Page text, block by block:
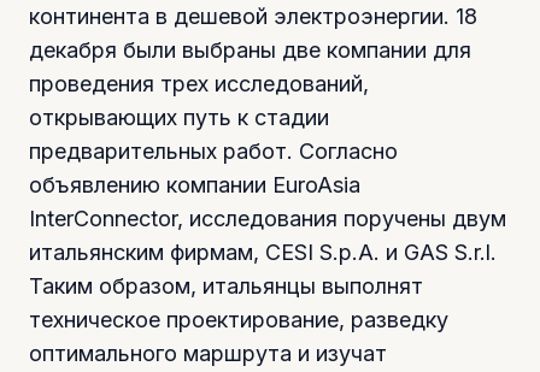
континента в дешевой электроэнергии. 18
декабря были выбраны две компании для
проведения трех исследований,
открывающих путь к стадии
предварительных работ. Согласно
объявлению компании EuroAsia
InterConnector, исследования поручены двум
итальянским фирмам, CESI S.p.A. и GAS S.r.l.
Таким образом, итальянцы выполнят
техническое проектирование, разведку
оптимального маршрута и изучат